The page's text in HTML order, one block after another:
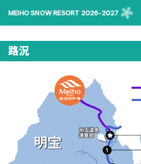
MEIHO SNOW RESORT 2026-2027
路況